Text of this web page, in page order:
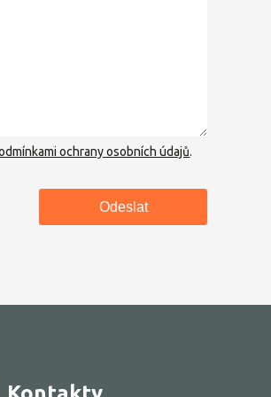
ochrany osobních údajů.